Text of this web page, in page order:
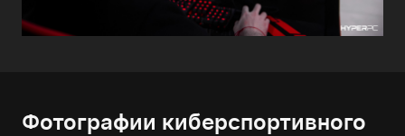
Фотографии киберспортивного